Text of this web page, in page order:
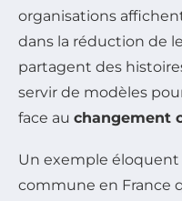
organisations
dans la réduction de
partagent des
servir de modèles
face au changement
Un exemple
commune en France